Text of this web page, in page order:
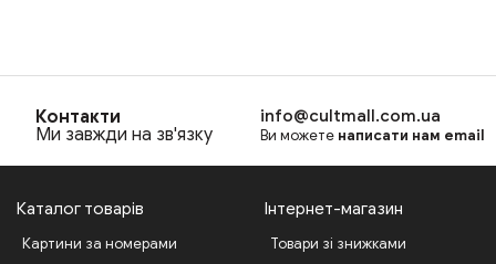
Контакти
Ми завжди на зв'язку
info@cultmall.com.ua
Ви можете написати нам email
Каталог товарів
Картини за номерами
Інтернет-магазин
Товари зі знижками